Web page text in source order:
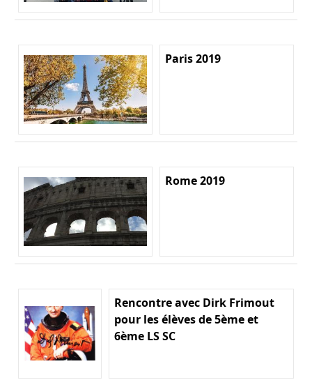
Paris 2019
Rome 2019
Rencontre avec Dirk Frimout
pour les élèves de 5ème et
6ème LS SC